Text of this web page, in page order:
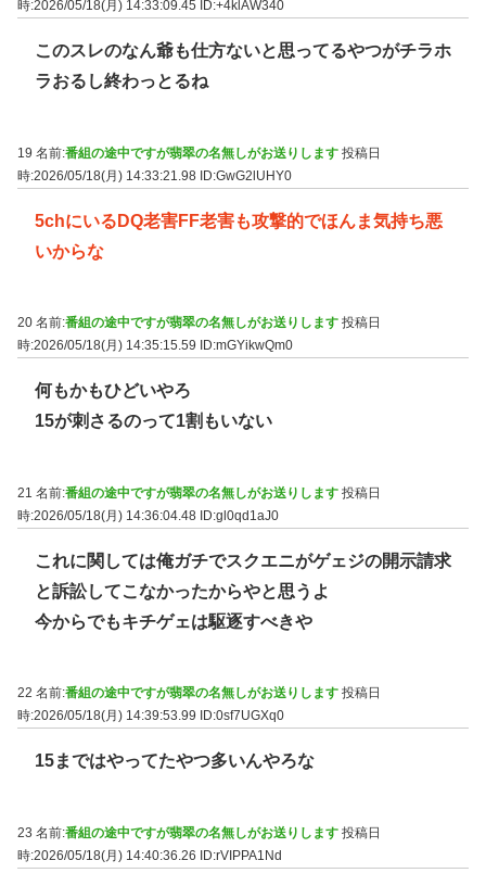
時:2026/05/18(月) 14:33:09.45
ID:+4klAW340
このスレのなん爺も仕方ないと思ってるやつがチラホ
ラおるし終わっとるね
19 名前:番組の途中ですが翡翠の名無しがお送りします 投稿日
時:2026/05/18(月) 14:33:21.98 ID:GwG2lUHY0
5chにいるDQ老害FF老害も攻撃的でほんま気持ち悪
いからな
20 名前:番組の途中ですが翡翠の名無しがお送りします 投稿日
時:2026/05/18(月) 14:35:15.59
ID:mGYikwQm0
何もかもひどいやろ
15が刺さるのって1割もいない
21 名前:番組の途中ですが翡翠の名無しがお送りします 投稿日
時:2026/05/18(月) 14:36:04.48 ID:gl0qd1aJ0
これに関しては俺ガチでスクエニがゲェジの開示請求
と訴訟してこなかったからやと思うよ
今からでもキチゲェは駆逐すべきや
22 名前:番組の途中ですが翡翠の名無しがお送りします 投稿日
時:2026/05/18(月) 14:39:53.99
ID:0sf7UGXq0
15まではやってたやつ多いんやろな
23 名前:番組の途中ですが翡翠の名無しがお送りします 投稿日
時:2026/05/18(月) 14:40:36.26
ID:rVIPPA1Nd